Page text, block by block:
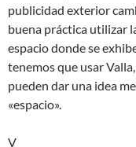
publicidad exterior
buena práctica utilizar
espacio donde se
tenemos que usar
pueden dar una idea
«espacio».
V